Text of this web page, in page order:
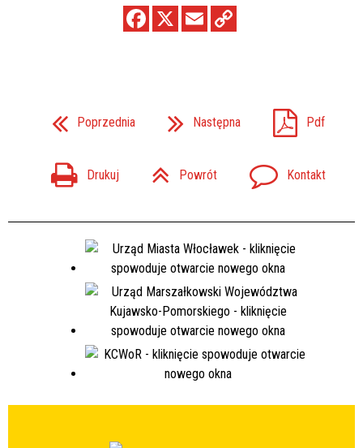
Poprzednia Następna Pdf
Drukuj Powrót Kontakt